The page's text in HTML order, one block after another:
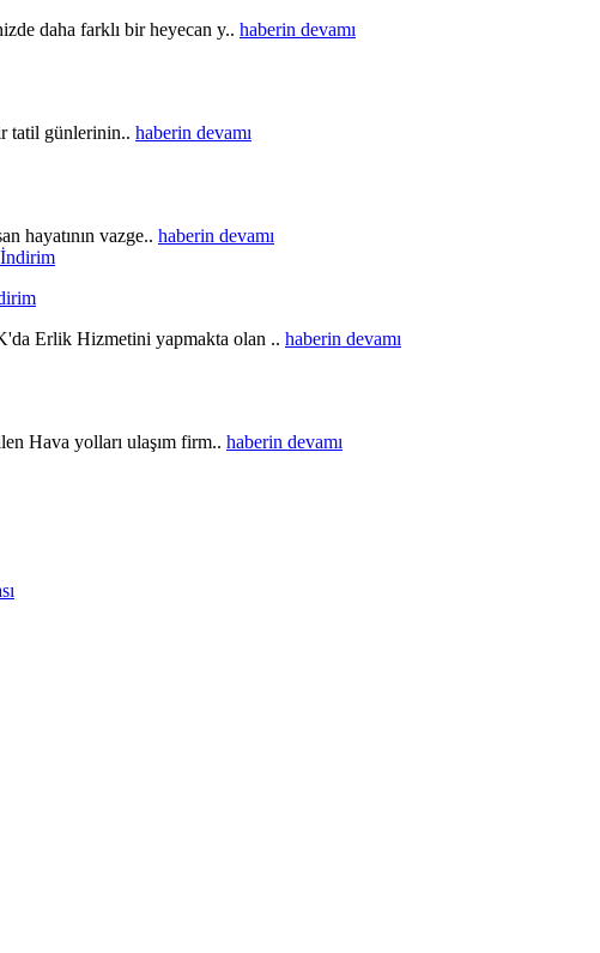
daha farklı bir heyecan y.. haberin devamı
tatil günlerinin.. haberin devamı
hayatının vazge.. haberin devamı
Erlik Hizmetini yapmakta olan .. haberin devamı
Hava yolları ulaşım firm.. haberin devamı